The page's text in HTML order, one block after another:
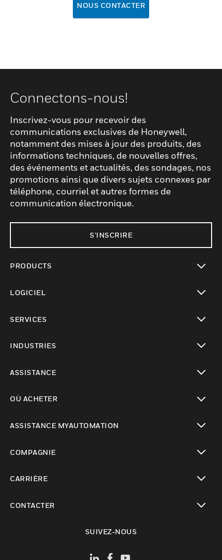
NOUS CONTACTER
Connectons-nous!
Inscrivez-vous pour recevoir des
communications exclusives de Honeywell,
notamment des mises à jour des produits, des
informations techniques, de nouvelles offres,
des événements et actualités, des sondages, nos
promotions ainsi que divers sujets connexes par
téléphone, courriel et autres formes de
communication électronique.
S'INSCRIRE
PRODUCTS
LOGICIEL
SERVICES
INDUSTRIES
ASSISTANCE
OÙ ACHETER
ASSISTANCE MYAUTOMATION
COMPAGNIE
CARRIÈRE
CONTACTER
SUIVEZ-NOUS